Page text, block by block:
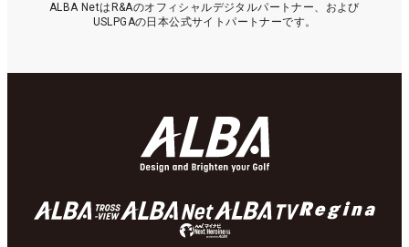
ALBA NetはR&Aのオフィシャルデジタルパートナー、および
USLPGAの日本公式サイトパートナーです。